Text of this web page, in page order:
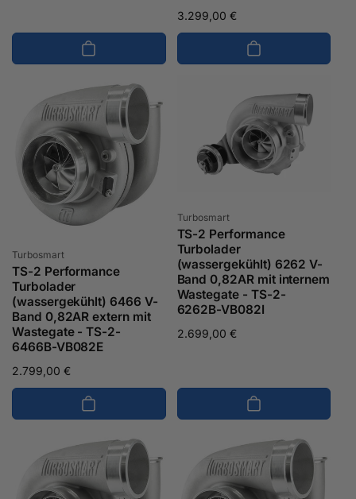
Normaler
Preis
3.299,00 €
Anbieter:
Turbosmart
TS-2 Performance
Turbolader
(wassergekühlt) 6466 V-
Band 0,82AR extern mit
Wastegate - TS-2-
6466B-VB082E
Normaler
Preis
2.799,00 €
Anbieter:
Turbosmart
TS-2 Performance
Turbolader
(wassergekühlt) 6262 V-
Band 0,82AR mit internem
Wastegate - TS-2-
6262B-VB082I
Normaler
2.699,00 €